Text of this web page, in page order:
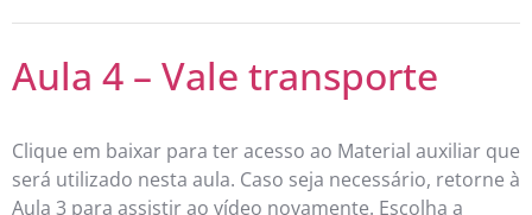
Aula 4 – Vale transporte
Clique em baixar para ter acesso ao Material auxiliar que
será utilizado nesta aula. Caso seja necessário, retorne à
Aula 3 para assistir ao vídeo novamente. Escolha a